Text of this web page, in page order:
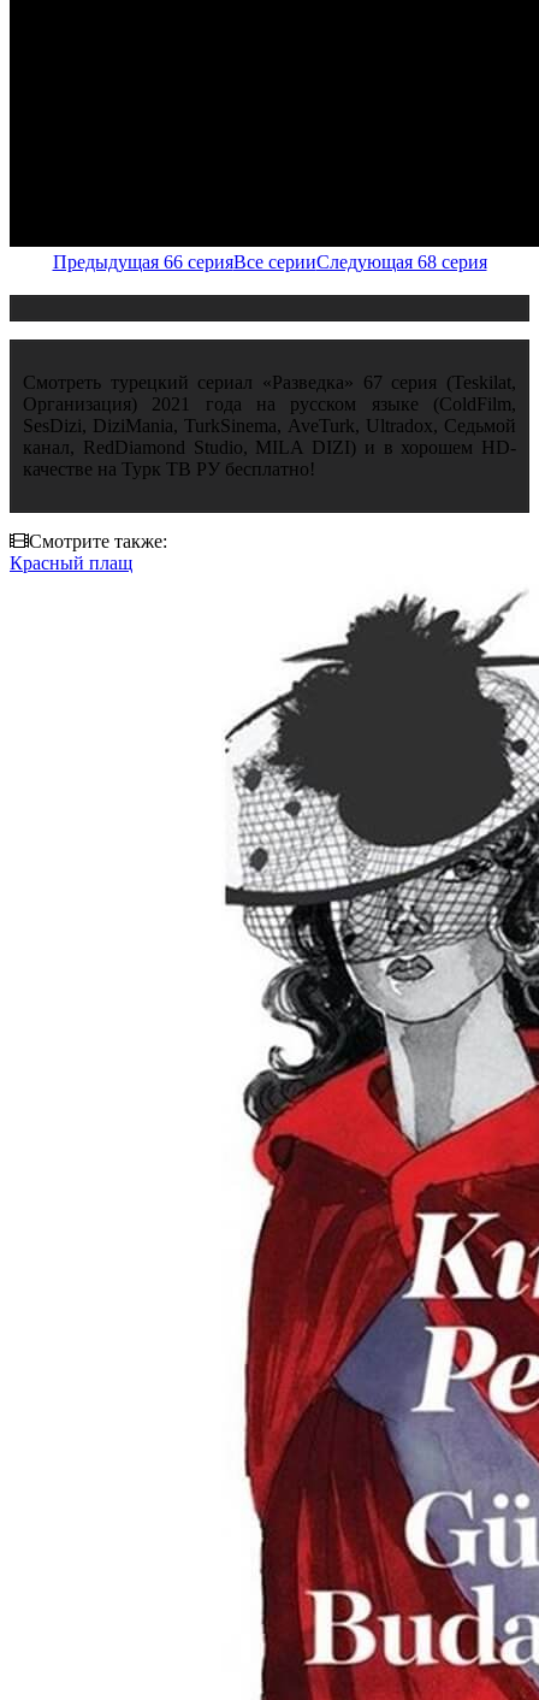
Предыдущая 66 серияВсе серииСледующая 68 серия
Смотреть турецкий сериал «Разведка» 67 серия (Teskilat,
Организация) 2021 года на русском языке (ColdFilm,
SesDizi, DiziMania, TurkSinema, AveTurk, Ultradox, Седьмой
канал, RedDiamond Studio, MILA DIZI) и в хорошем HD-
качестве на Турк ТВ РУ бесплатно!
Смотрите также:
Красный плащ